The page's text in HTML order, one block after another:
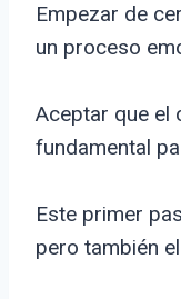
Empezar de
un proceso
Aceptar que el
fundamental
Este primer
pero también